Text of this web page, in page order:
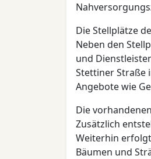
Die Stellplätze
Neben den
und
Stettiner Straße
Angebote wie
Die
Zusätzlich
Weiterhin
Bäumen und